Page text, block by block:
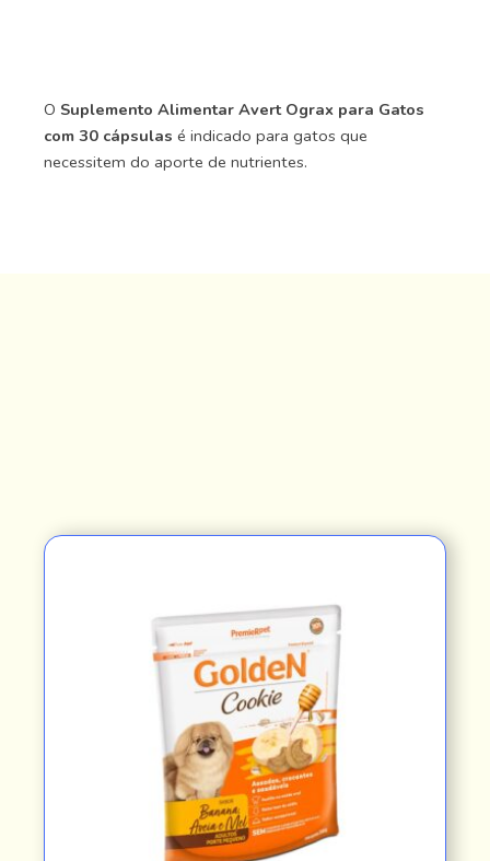
O Suplemento Alimentar Avert Ograx para Gatos
com 30 cápsulas é indicado para gatos que
necessitem do aporte de nutrientes.